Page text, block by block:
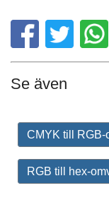
Se även
CMYK till RGB-
RGB till hex-